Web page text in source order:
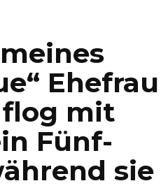
Ehefrau
mit
Fünf-
sie